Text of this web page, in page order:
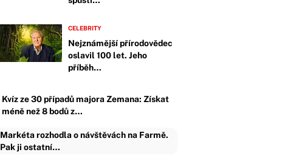
CELEBRITY
Nejznámější přírodovědec
oslavil 100 let. Jeho
příběh…
Kvíz ze 30 případů majora Zemana: Získat
méně než 8 bodů z…
Markéta rozhodla o návštěvách na Farmě.
Pak ji ostatní…